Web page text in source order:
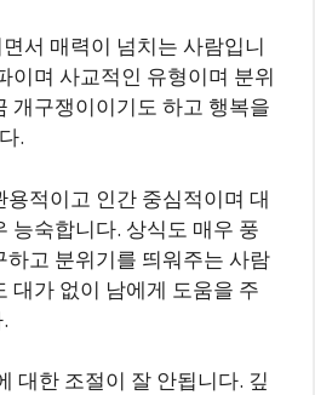
서 매력이 넘치는 사람입니
이며 사교적인 유형이며 분위
개구쟁이이기도 하고 행복을
.
용적이고 인간 중심적이며 대
능숙합니다. 상식도 매우 풍
하고 분위기를 띄워주는 사람
대가 없이 남에게 도움을 주
대한 조절이 잘 안됩니다. 깊